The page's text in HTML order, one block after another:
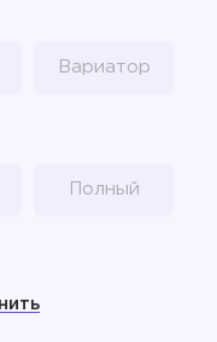
Вариатор
Полный